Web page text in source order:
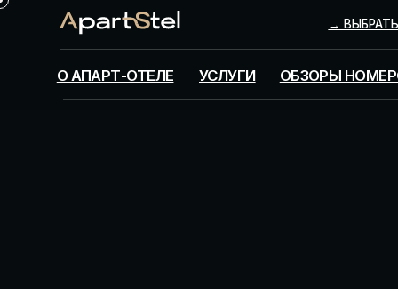
О АПАРТ-ОТЕЛЕ УСЛУГИ ОБЗОРЫ НОМЕРОВ
→ ВЫБРАТЬ НОМЕР